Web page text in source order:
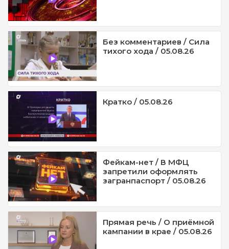
Без комментариев / Сила
тихого хода / 05.08.26
Кратко / 05.08.26
Фейкам-нет / В МФЦ
запретили оформлять
загранпаспорт / 05.08.26
Прямая речь / О приёмной
кампании в крае / 05.08.26